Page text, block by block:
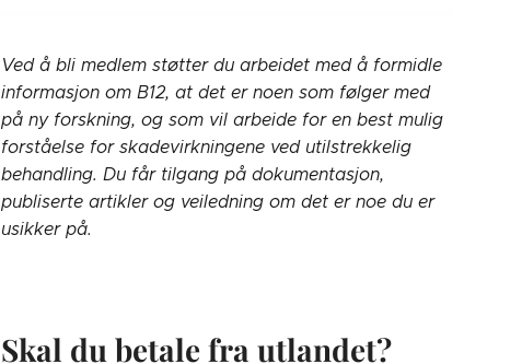
Ved å bli medlem støtter du arbeidet med å formidle
informasjon om B12, at det er noen som følger med
på ny forskning, og som vil arbeide for en best mulig
forståelse for skadevirkningene ved utilstrekkelig
behandling. Du får tilgang på dokumentasjon,
publiserte artikler og veiledning om det er noe du er
usikker på.
Skal du betale fra utlandet?